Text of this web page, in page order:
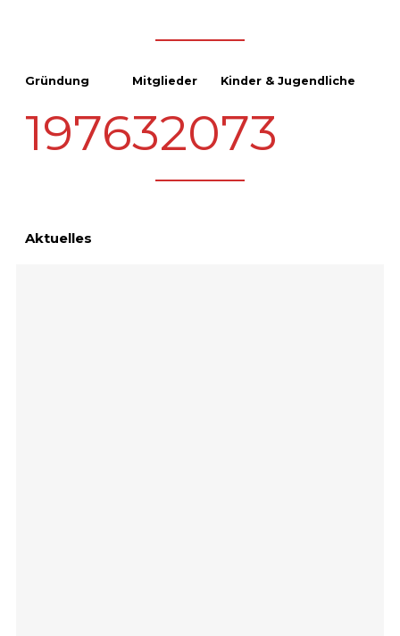
Gründung
1976
Mitglieder
320
Kinder & Jugendliche
73
Aktuelles